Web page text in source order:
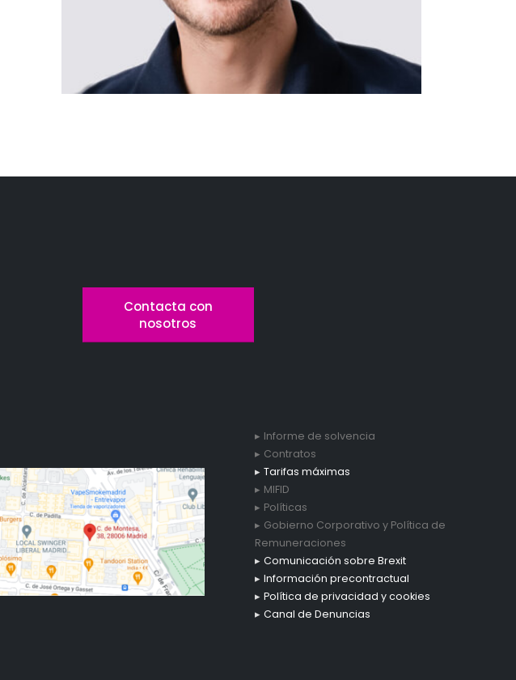
Contacta con
nosotros
Informe de solvencia
Contratos
Tarifas máximas
MIFID
Políticas
Gobierno Corporativo y Política de
Remuneraciones
Comunicación sobre Brexit
Información precontractual
Política de privacidad y cookies
Canal de Denuncias